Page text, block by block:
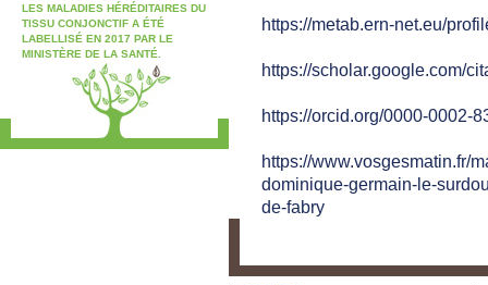
LES MALADIES HÉRÉDITAIRES DU
TISSU CONJONCTIF A ÉTÉ
LABELLISÉ EN 2017 PAR LE
MINISTÈRE DE LA SANTÉ.
https://metab.ern-net.eu/
https://scholar.google.com/
https://orcid.org/0000-0002-
https://www.vosgesmatin.fr/
dominique-germain-le-
de-fabry